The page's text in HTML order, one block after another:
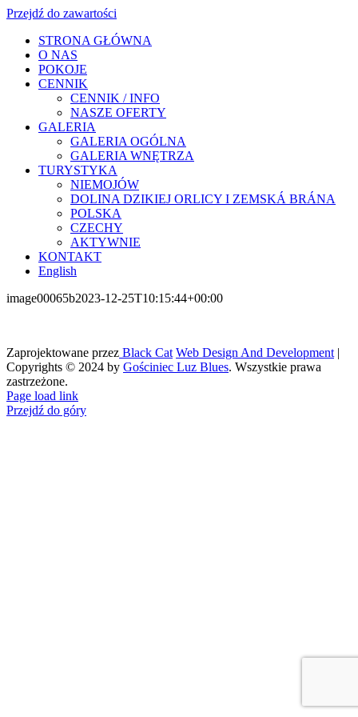
Przejdź do zawartości
STRONA GŁÓWNA
O NAS
POKOJE
CENNIK
CENNIK / INFO
NASZE OFERTY
GALERIA
GALERIA OGÓLNA
GALERIA WNĘTRZA
TURYSTYKA
NIEMOJÓW
DOLINA DZIKIEJ ORLICY I ZEMSKÁ BRÁNA
POLSKA
CZECHY
AKTYWNIE
KONTAKT
English
image00065b2023-12-25T10:15:44+00:00
Zaprojektowane przez Black Cat Web Design And Development |
Copyrights © 2024 by Gościniec Luz Blues. Wszystkie prawa
zastrzeżone.
Page load link
Przejdź do góry